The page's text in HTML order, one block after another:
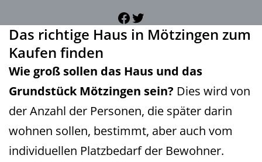
Facebook
Twitter
Das richtige Haus in Mötzingen zum
Kaufen finden
Wie groß sollen das Haus und das
Grundstück Mötzingen sein? Dies wird von
der Anzahl der Personen, die später darin
wohnen sollen, bestimmt, aber auch vom
individuellen Platzbedarf der Bewohner.